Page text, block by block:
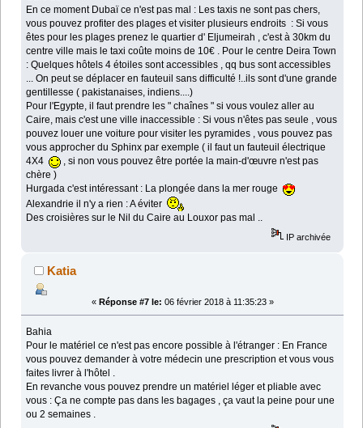
En ce moment Dubaï ce n'est pas mal : Les taxis ne sont pas chers,
vous pouvez profiter des plages et visiter plusieurs endroits : Si vous
êtes pour les plages prenez le quartier d' Eljumeirah , c'est à 30km du
centre ville mais le taxi coûte moins de 10€ . Pour le centre Deira Town
: Quelques hôtels 4 étoiles sont accessibles , qq bus sont accessibles
... On peut se déplacer en fauteuil sans difficulté !..ils sont d'une grande
gentillesse ( pakistanaises, indiens....)
Pour l'Egypte, il faut prendre les " chaînes " si vous voulez aller au
Caire, mais c'est une ville inaccessible : Si vous n'êtes pas seule , vous
pouvez louer une voiture pour visiter les pyramides , vous pouvez pas
vous approcher du Sphinx par exemple ( il faut un fauteuil électrique
4X4
, si non vous pouvez être portée la main-d'œuvre n'est pas
chère )
Hurgada c'est intéressant : La plongée dans la mer rouge
Alexandrie il n'y a rien : A éviter
Des croisières sur le Nil du Caire au Louxor pas mal ..
IP archivée
Katia
« Réponse #7 le: 06 février 2018 à 11:35:23 »
Bahia
Pour le matériel ce n'est pas encore possible à l'étranger : En France
vous pouvez demander à votre médecin une prescription et vous vous
faites livrer à l'hôtel .
En revanche vous pouvez prendre un matériel léger et pliable avec
vous : Ça ne compte pas dans les bagages , ça vaut la peine pour une
ou 2 semaines .